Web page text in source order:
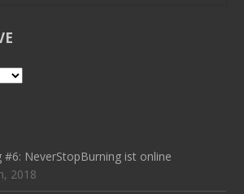
#6: NeverStopBurning ist online
2018